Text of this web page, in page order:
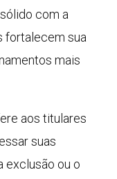
com a
fortalecem sua
mais
aos titulares
suas
exclusão ou o